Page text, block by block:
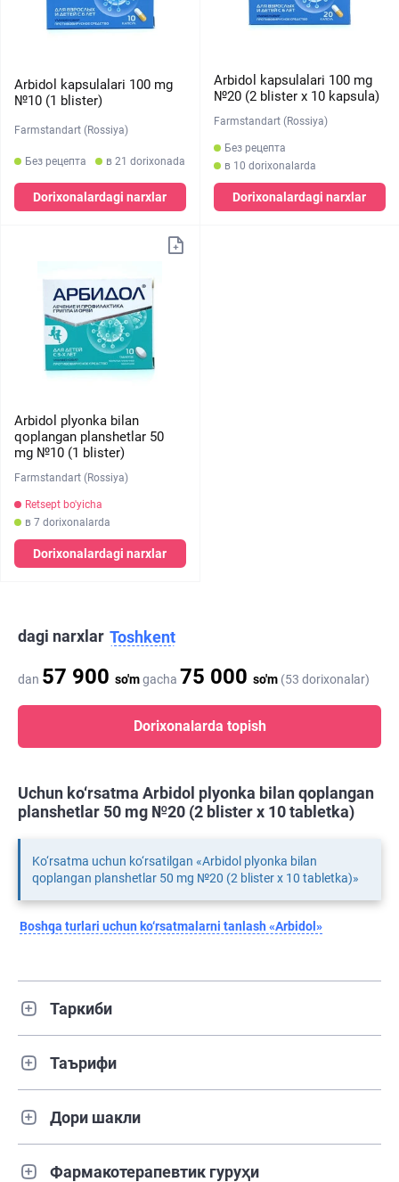
Arbidol kapsulalari 100 mg
№10 (1 blister)
Farmstandart (Rossiya)
Без рецепта в 21 dorixonada
Dorixonalardagi narxlar
Arbidol kapsulalari 100 mg
№20 (2 blister х 10 kapsula)
Farmstandart (Rossiya)
Без рецепта
в 10 dorixonalarda
Dorixonalardagi narxlar
Arbidol plyonka bilan
qoplangan planshetlar 50
mg №10 (1 blister)
Farmstandart (Rossiya)
Retsept bo'yicha
в 7 dorixonalarda
Dorixonalardagi narxlar
dagi narxlar Toshkent
dan 57 900 so'mgacha 75 000 so'm (53 dorixonalar)
Dorixonalarda topish
Uchun ko‘rsatma Arbidol plyonka bilan qoplangan
planshetlar 50 mg №20 (2 blister х 10 tabletka)
Ko‘rsatma uchun ko‘rsatilgan «Arbidol plyonka bilan
qoplangan planshetlar 50 mg №20 (2 blister х 10 tabletka)»
Boshqa turlari uchun ko‘rsatmalarni tanlash «Arbidol»
Таркиби
Таърифи
Дори шакли
Фармакотерапевтик гуруҳи